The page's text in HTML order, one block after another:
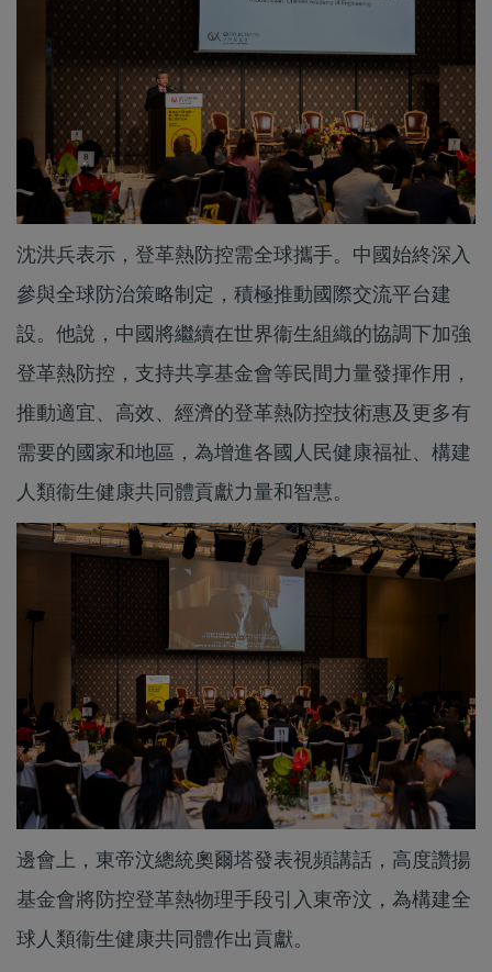
沈洪兵表示，登革熱防控需全球攜手。中國始終深入
參與全球防治策略制定，積極推動國際交流平台建
設。他說，中國將繼續在世界衞生組織的協調下加強
登革熱防控，支持共享基金會等民間力量發揮作用，
推動適宜、高效、經濟的登革熱防控技術惠及更多有
需要的國家和地區，為增進各國人民健康福祉、構建
人類衞生健康共同體貢獻力量和智慧。
邊會上，東帝汶總統奧爾塔發表視頻講話，高度讚揚
基金會將防控登革熱物理手段引入東帝汶，為構建全
球人類衞生健康共同體作出貢獻。